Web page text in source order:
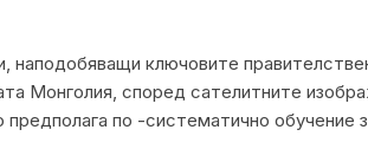
наподобяващи ключовите
Монголия, според сателитните
по -систематично обучение